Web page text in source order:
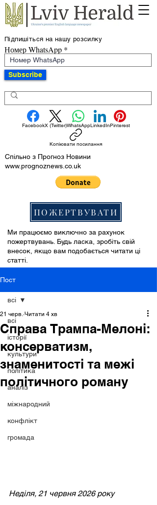
Підпишіться на нашу розсилку
Номер WhatsApp
Subscribe
FacebookX (Twitter)WhatsAppLinkedInPinterest
Копіювати посилання
Спільно з Прогноз Новини
www.prognoznews.co.uk
ПОЖЕРТВУВАТИ
Ми працюємо виключно за рахунок
пожертвувань. Будь ласка, зробіть свій
внесок, якщо вам подобається читати ці
статті.
Пост
всі
історії
культури
політика
аналіз
міжнародний
конфлікт
громада
всі
Справа Трампа-Мелоні:
консерватизм,
знаменитості та межі
політичного роману
21 черв. Читати 4 хв
Неділя, 21 червня 2026 року